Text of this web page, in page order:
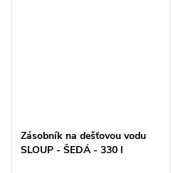
Zásobník na dešťovou vodu
SLOUP - ŠEDÁ - 330 l